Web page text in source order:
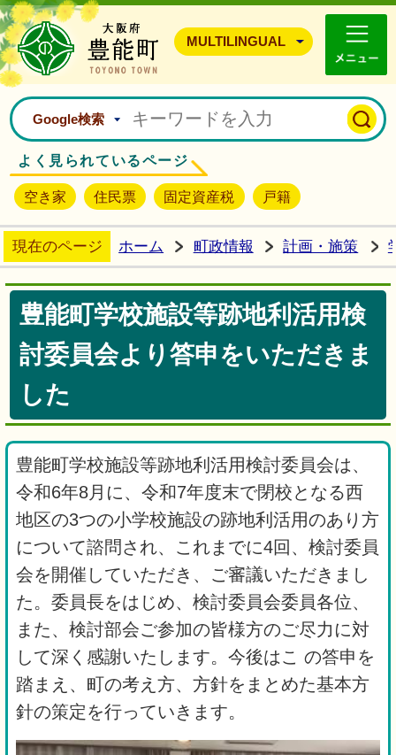
豊能町ホームページ
MULTILINGUAL
Google検索
よく見られているページ
空き家 住民票 固定資産税 戸籍
現在のページ ホーム 町政情報 計画・施策
豊能町学校施設等跡地利活用検
討委員会より答申をいただきま
した
豊能町学校施設等跡地利活用検討委員会は、
令和6年8月に、令和7年度末で閉校となる西
地区の3つの小学校施設の跡地利活用のあり方
について諮問され、これまでに4回、検討委員
会を開催していただき、ご審議いただきまし
た。委員長をはじめ、検討委員会委員各位、
また、検討部会ご参加の皆様方のご尽力に対
して深く感謝いたします。今後はこ の答申を
踏まえ、町の考え方、方針をまとめた基本方
針の策定を行っていきます。